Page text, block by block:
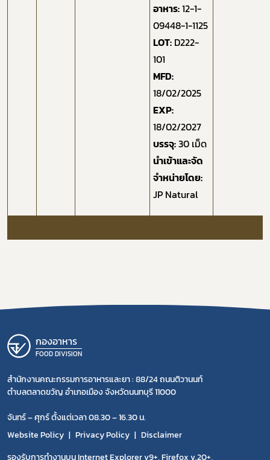
อาหาร:12-1-
09448-1-1125
LOT: D222-
101
MFD:
18/02/2025
EXP:
18/02/2027
บรรจุ:30 เม็ด
นำเข้าและจัด
จำหน่ายโดย:
JP Natural
กองอาหาร
FOOD DIVISION
สำนักงานคณะกรรมการอาหารและยา : 88/24 ถนนติวานนท์
ตำบลตลาดขวัญ อำเภอเมือง จังหวัดนนทบุรี 11000
จันทร์ – ศุกร์ ตั้งแต่เวลา 08.30 – 16.30 น.
Website Policy
Privacy Policy
Disclaimer
รองรับการทำงานบน Internet Explorer v9+, Firefox v.20+,